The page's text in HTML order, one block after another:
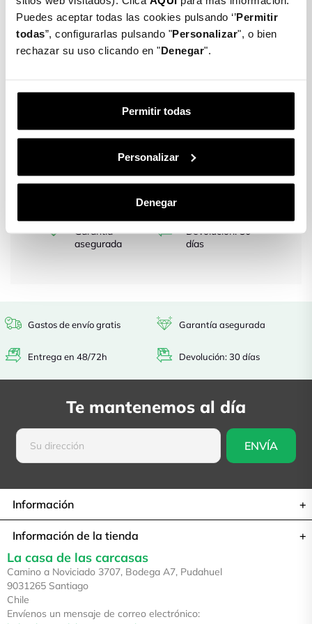
Puedes aceptar todas las cookies pulsando ‘’Permitir
todas”, configurarlas pulsando "Personalizar", o bien
rechazar su uso clicando en "Denegar".
Permitir todas
Personalizar
Denegar
CRISTAL TEMPLADO PARA
Color: Transparente
Garantía
asegurada
Devolución: 30
días
Gastos de envío gratis
Entrega en 48/72h
Garantía asegurada
Devolución: 30 días
Te mantenemos al día
Información
Información de la tienda
La casa de las carcasas
Camino a Noviciado 3707, Bodega A7, Pudahuel
9031265 Santiago
Chile
Envíenos un mensaje de correo electrónico: